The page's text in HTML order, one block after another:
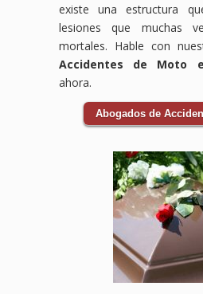
existe una estructura
lesiones que muchas
mortales. Hable con
Accidentes de Moto
ahora.
Abogados de